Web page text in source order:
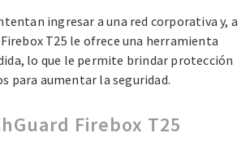
ingresar a una red corporativa y, a
T25 le ofrece una herramienta
lo que le permite brindar protección
para aumentar la seguridad.
Firebox T25